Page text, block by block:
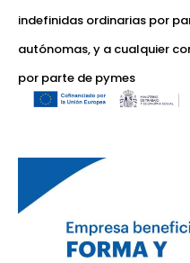
indefinidas ordinarias por
autónomas, y a cualquier
por parte de pymes